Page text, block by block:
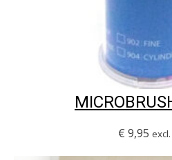
€ 9,95 excl.